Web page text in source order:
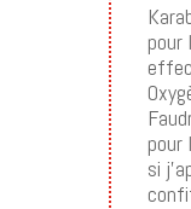
pour
pour
si